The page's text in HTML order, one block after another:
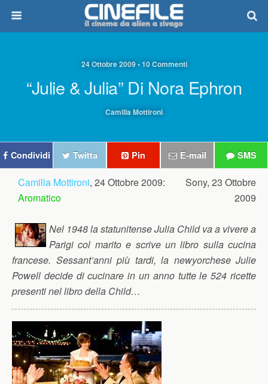
24 Ottobre 2009 • 10 Commenti
“Julie & Julia” Di Nora Ephron
Camilla Mottironi
Condividi Twitta Pin E-mail SMS
Camilla Mottironi, 24 Ottobre 2009:
Aromatico
Sony, 23 Ottobre
2009
Nel 1948 la statunitense Julia Child va a vivere a
Parigi col marito e scrive un libro sulla cucina
francese. Sessant’anni più tardi, la newyorchese Julie
Powell decide di cucinare in un anno tutte le 524 ricette
presenti nel libro della Child…